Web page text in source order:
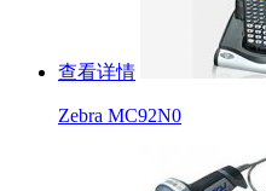
查看详情
Zebra MC92N0